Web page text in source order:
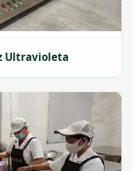
Ultravioleta